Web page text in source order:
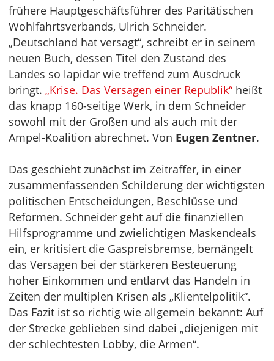
frühere Hauptgeschäftsführer des Paritätischen
Wohlfahrtsverbands, Ulrich Schneider.
„Deutschland hat versagt“, schreibt er in seinem
neuen Buch, dessen Titel den Zustand des
Landes so lapidar wie treffend zum Ausdruck
bringt. „Krise. Das Versagen einer Republik“ heißt
das knapp 160-seitige Werk, in dem Schneider
sowohl mit der Großen und als auch mit der
Ampel-Koalition abrechnet. Von Eugen Zentner.
Das geschieht zunächst im Zeitraffer, in einer
zusammenfassenden Schilderung der wichtigsten
politischen Entscheidungen, Beschlüsse und
Reformen. Schneider geht auf die finanziellen
Hilfsprogramme und zwielichtigen Maskendeals
ein, er kritisiert die Gaspreisbremse, bemängelt
das Versagen bei der stärkeren Besteuerung
hoher Einkommen und entlarvt das Handeln in
Zeiten der multiplen Krisen als „Klientelpolitik“.
Das Fazit ist so richtig wie allgemein bekannt: Auf
der Strecke geblieben sind dabei „diejenigen mit
der schlechtesten Lobby, die Armen“.